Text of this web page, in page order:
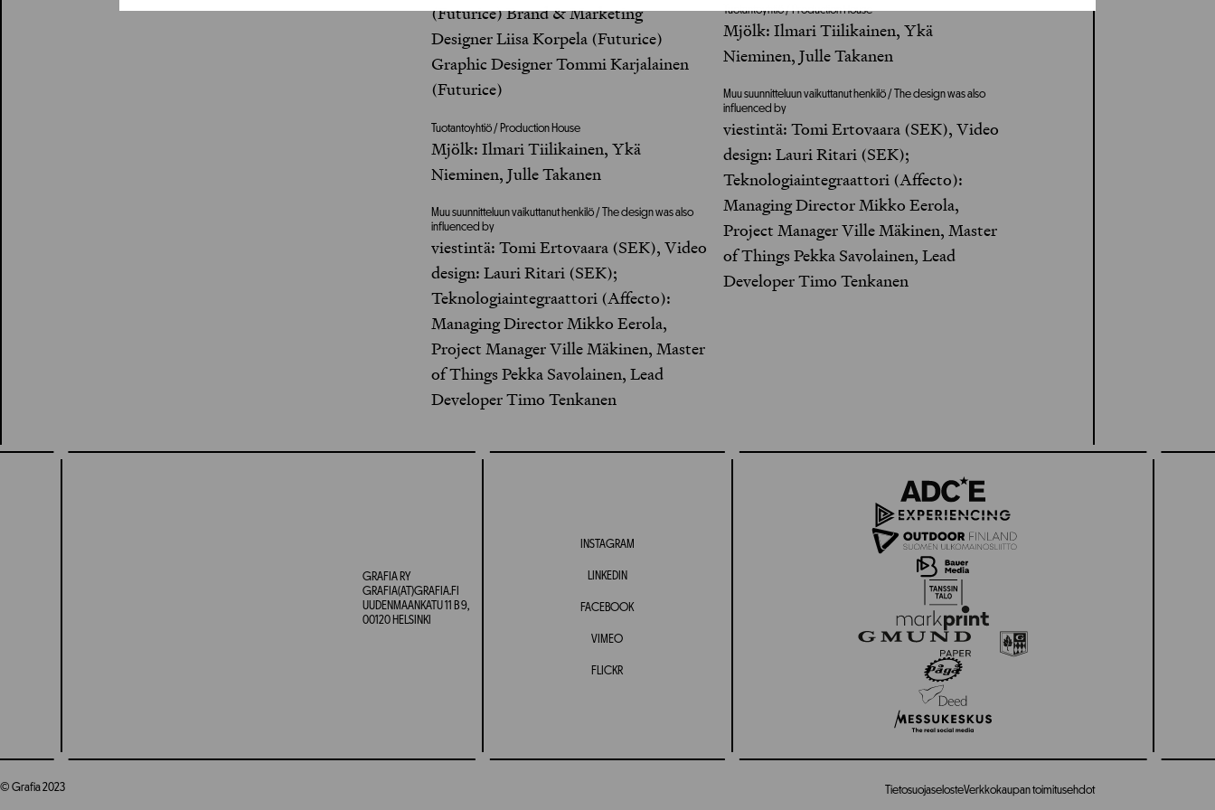
(Futurice) Brand & Marketing
Designer Liisa Korpela (Futurice)
Graphic Designer Tommi Karjalainen
(Futurice)
Tuotantoyhtiö / Production House
Mjölk: Ilmari Tiilikainen, Ykä
Nieminen, Julle Takanen
Muu suunnitteluun vaikuttanut henkilö / The design was also
influenced by
viestintä: Tomi Ertovaara (SEK), Video
design: Lauri Ritari (SEK);
Teknologiaintegraattori (Affecto):
Managing Director Mikko Eerola,
Project Manager Ville Mäkinen, Master
of Things Pekka Savolainen, Lead
Developer Timo Tenkanen
Tuotantoyhtiö / Production House
Mjölk: Ilmari Tiilikainen, Ykä
Nieminen, Julle Takanen
Muu suunnitteluun vaikuttanut henkilö / The design was also
influenced by
viestintä: Tomi Ertovaara (SEK), Video
design: Lauri Ritari (SEK);
Teknologiaintegraattori (Affecto):
Managing Director Mikko Eerola,
Project Manager Ville Mäkinen, Master
of Things Pekka Savolainen, Lead
Developer Timo Tenkanen
GRAFIA RY
GRAFIA(AT)GRAFIA.FI
UUDENMAANKATU 11 B 9,
00120 HELSINKI
INSTAGRAM
LINKEDIN
FACEBOOK
VIMEO
FLICKR
© Grafia 2023 TietosuojaselosteVerkkokaupan toimitusehdot